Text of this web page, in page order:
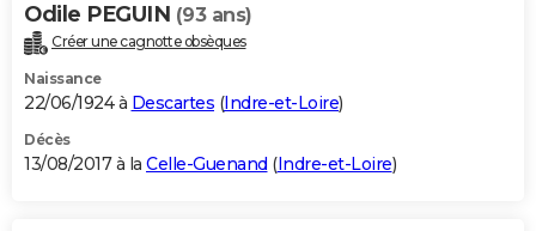
Odile PEGUIN (93 ans)
Créer une cagnotte obsèques
Naissance
22/06/1924 à Descartes (Indre-et-Loire)
Décès
13/08/2017 à la Celle-Guenand (Indre-et-Loire)